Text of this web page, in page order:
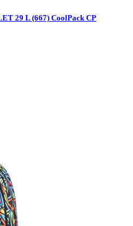
29 L (667) CoolPack CP